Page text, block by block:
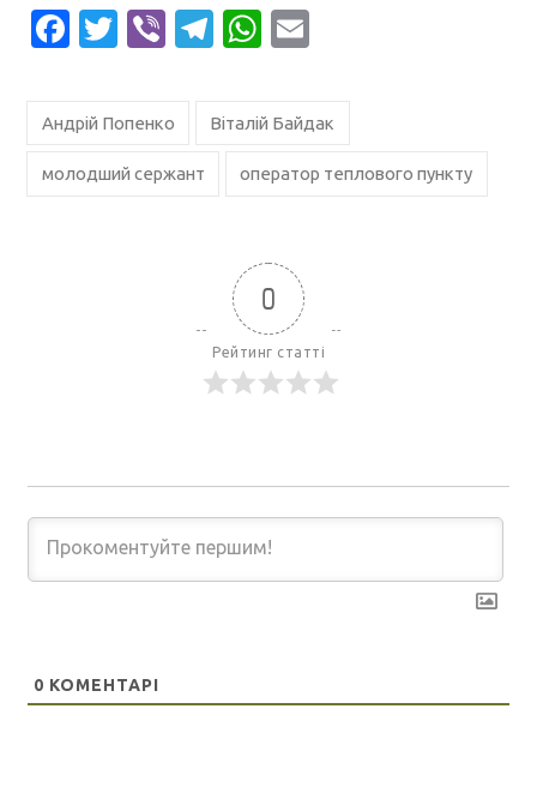
Facebook
Twitter
ViberTelegram
WhatsApp
Андрій Попенко Віталій Байдак
молодший сержант оператор теплового пункту
0
Рейтинг статті
0 КОМЕНТАРІ